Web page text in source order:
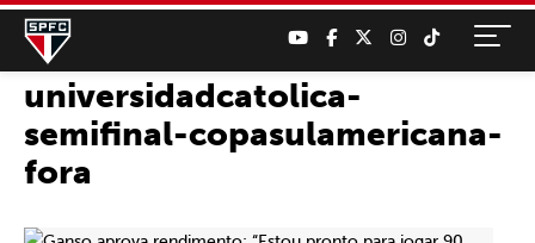
universidadcatolica-
semifinal-copasulamericana-
fora